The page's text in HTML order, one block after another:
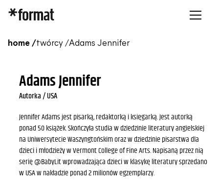
home /twórcy /Adams Jennifer
Adams Jennifer
Autorka / USA
Jennifer Adams jest pisarką, redaktorką i księgarką. Jest autorką
ponad 50 książek. Skończyła studia w dziedzinie literatury angielskiej
na Uniwersytecie Waszyngtońskim oraz w dziedzinie pisarstwa dla
dzieci i młodzieży w Vermont College of Fine Arts. Napisaną przez nią
serię @BabyLit wprowadzająca dzieci w klasykę literatury sprzedano
w USA w nakładzie ponad 2 milionów egzemplarzy.